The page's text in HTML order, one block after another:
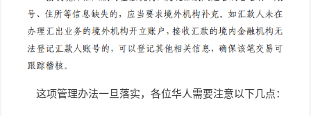
这项管理办法一旦落实，各位华人需要注意以下几点：